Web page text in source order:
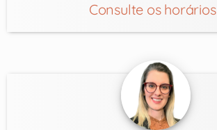
Consulte os horários